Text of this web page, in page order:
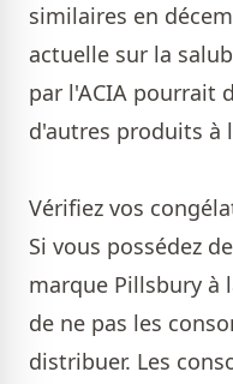
similaires en
actuelle sur la
par l'ACIA pourrait
d'autres produits à
Vérifiez vos
Si vous possédez
marque Pillsbury à
de ne pas les
distribuer. Les